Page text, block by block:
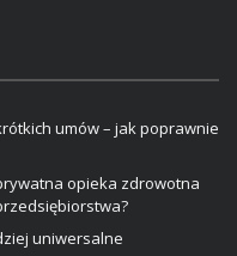
umów – jak poprawnie
opieka zdrowotna
uniwersalne